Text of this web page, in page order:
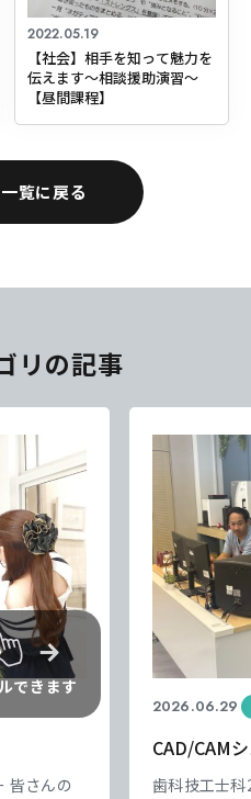
2022.05.19
【社会】相手を知って魅力を
伝えます～相談援助演習～
【昼間課程】
覧に戻る
リの記事
皆さんの
2026.06.29
CAD/CAM
歯科技工士科
できます